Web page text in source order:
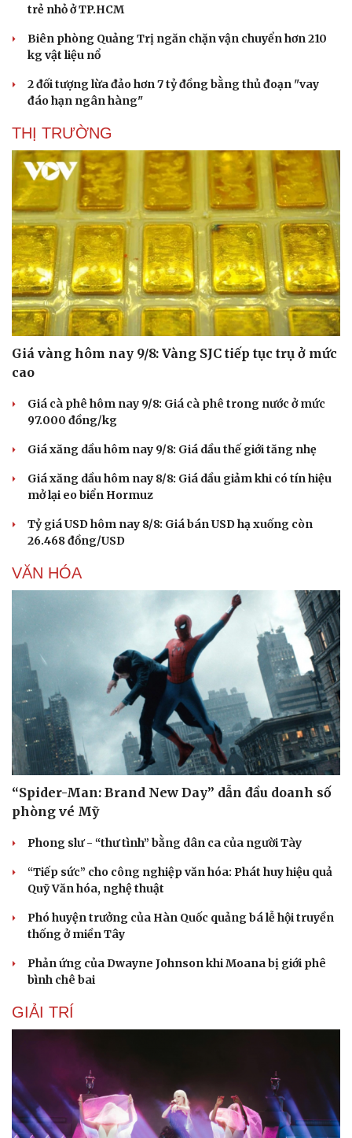
Tư vấn
Săn Tour
check-in
Podcast
Câu chuyện thời sự
Đọc truyện đêm khuya
Cửa sổ tình yêu
Kể chuyện cho bé
Hạt giống tâm hồn
trẻ nhỏ ở TP.HCM
Biên phòng Quảng Trị ngăn chặn vận chuyển hơn 210
kg vật liệu nổ
2 đối tượng lừa đảo hơn 7 tỷ đồng bằng thủ đoạn "vay
đáo hạn ngân hàng"
THỊ TRƯỜNG
Giá vàng hôm nay 9/8: Vàng SJC tiếp tục trụ ở mức
cao
Giá cà phê hôm nay 9/8: Giá cà phê trong nước ở mức
97.000 đồng/kg
Giá xăng dầu hôm nay 9/8: Giá dầu thế giới tăng nhẹ
Giá xăng dầu hôm nay 8/8: Giá dầu giảm khi có tín hiệu
mở lại eo biển Hormuz
Tỷ giá USD hôm nay 8/8: Giá bán USD hạ xuống còn
26.468 đồng/USD
VĂN HÓA
“Spider-Man: Brand New Day” dẫn đầu doanh số
phòng vé Mỹ
Phong slư - “thư tình” bằng dân ca của người Tày
“Tiếp sức” cho công nghiệp văn hóa: Phát huy hiệu quả
Quỹ Văn hóa, nghệ thuật
Phó huyện trưởng của Hàn Quốc quảng bá lễ hội truyền
thống ở miền Tây
Phản ứng của Dwayne Johnson khi Moana bị giới phê
bình chê bai
GIẢI TRÍ